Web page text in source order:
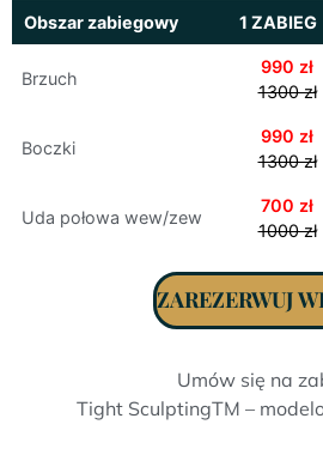
Obszar zabiegowy 1 ZABIEG
Brzuch
990 zł
1300 zł
Boczki
990 zł
1300 zł
Uda połowa wew/zew
700 zł
1000 zł
ZAREZERWUJ
Umów się na
Tight SculptingTM –